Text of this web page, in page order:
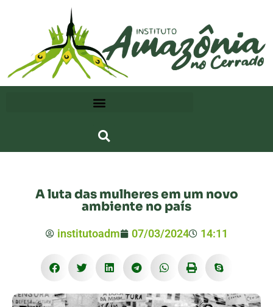
A luta das mulheres em um novo
ambiente no país
institutoadm 07/03/2024 14:11